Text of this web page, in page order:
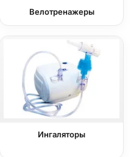
Велотренажеры
Ингаляторы